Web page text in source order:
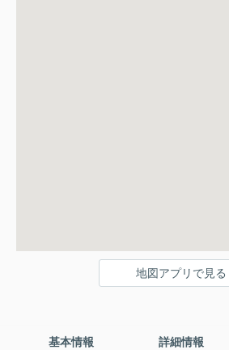
地図アプリで見る
基本情報 詳細情報